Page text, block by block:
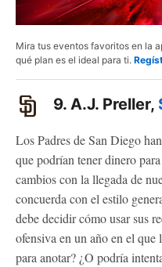
Mira tus eventos favoritos en la
qué plan es el ideal para ti.
9. A.J. Preller,
Los Padres de San Diego
que podrían tener dinero
cambios con la llegada de
concuerda con el estilo
debe decidir cómo usar sus
ofensiva en un año en el
para anotar? ¿O podría